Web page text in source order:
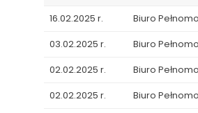
16.02.2025 r.
Biuro
03.02.2025 r.
Biuro
02.02.2025 r.
Biuro
02.02.2025 r.
Biuro